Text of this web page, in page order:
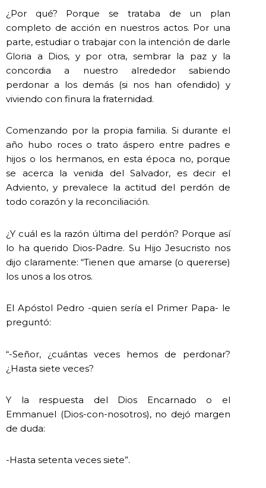
¿Por qué? Porque se trataba de un plan
completo de acción en nuestros actos. Por una
parte, estudiar o trabajar con la intención de darle
Gloria a Dios, y por otra, sembrar la paz y la
concordia a nuestro alrededor sabiendo
perdonar a los demás (si nos han ofendido) y
viviendo con finura la fraternidad.
Comenzando por la propia familia. Si durante el
año hubo roces o trato áspero entre padres e
hijos o los hermanos, en esta época no, porque
se acerca la venida del Salvador, es decir el
Adviento, y prevalece la actitud del perdón de
todo corazón y la reconciliación.
¿Y cuál es la razón última del perdón? Porque así
lo ha querido Dios-Padre. Su Hijo Jesucristo nos
dijo claramente: “Tienen que amarse (o quererse)
los unos a los otros.
El Apóstol Pedro -quien sería el Primer Papa- le
preguntó:
“-Señor, ¿cuántas veces hemos de perdonar?
¿Hasta siete veces?
Y la respuesta del Dios Encarnado o el
Emmanuel (Dios-con-nosotros), no dejó margen
de duda:
-Hasta setenta veces siete”.